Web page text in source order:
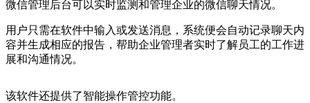
微信管理后台可以实时监测和管理企业的微信聊天情况。
用户只需在软件中输入或发送消息，系统便会自动记录聊天内
容并生成相应的报告，帮助企业管理者实时了解员工的工作进
展和沟通情况。
该软件还提供了智能操作管控功能。